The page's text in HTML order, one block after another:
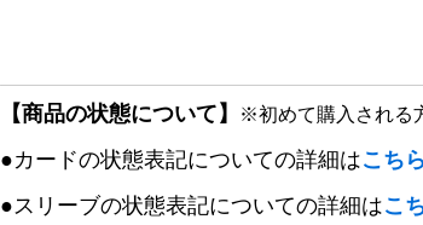
【商品の状態について】 ※初めて購入される
●カードの状態表記についての詳細はこちら
●スリーブの状態表記についての詳細はこ